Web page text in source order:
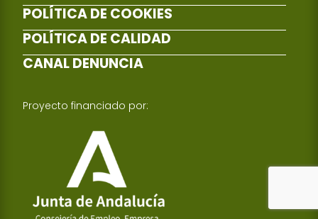
POLÍTICA DE COOKIES
POLÍTICA DE CALIDAD
CANAL DENUNCIA
Proyecto financiado por: